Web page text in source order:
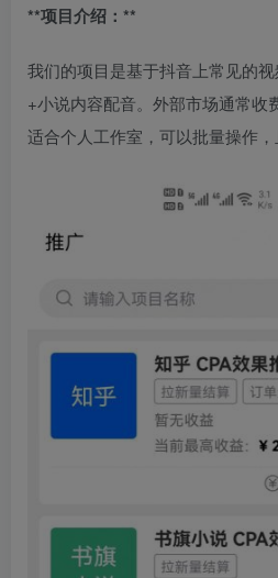
**项目介绍：**
我们的项目是基于抖音上常见的
+小说内容配音。外部市场通常收
适合个人工作室，可以批量操作，